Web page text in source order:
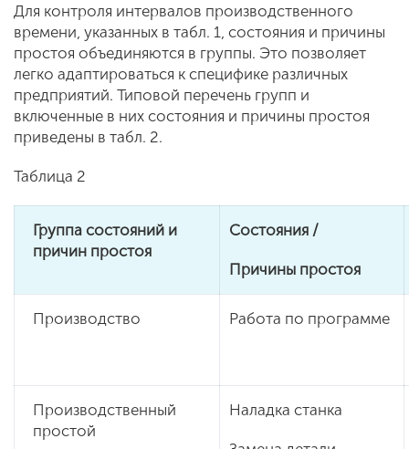
Для контроля интервалов производственного
времени, указанных в табл. 1, состояния и причины
простоя объединяются в группы. Это позволяет
легко адаптироваться к специфике различных
предприятий. Типовой перечень групп и
включенные в них состояния и причины простоя
приведены в табл. 2.
Таблица 2
Группа состояний и
причин простоя
Состояния /
Причины простоя
Производство Работа по программе
Производственный
простой
Наладка станка